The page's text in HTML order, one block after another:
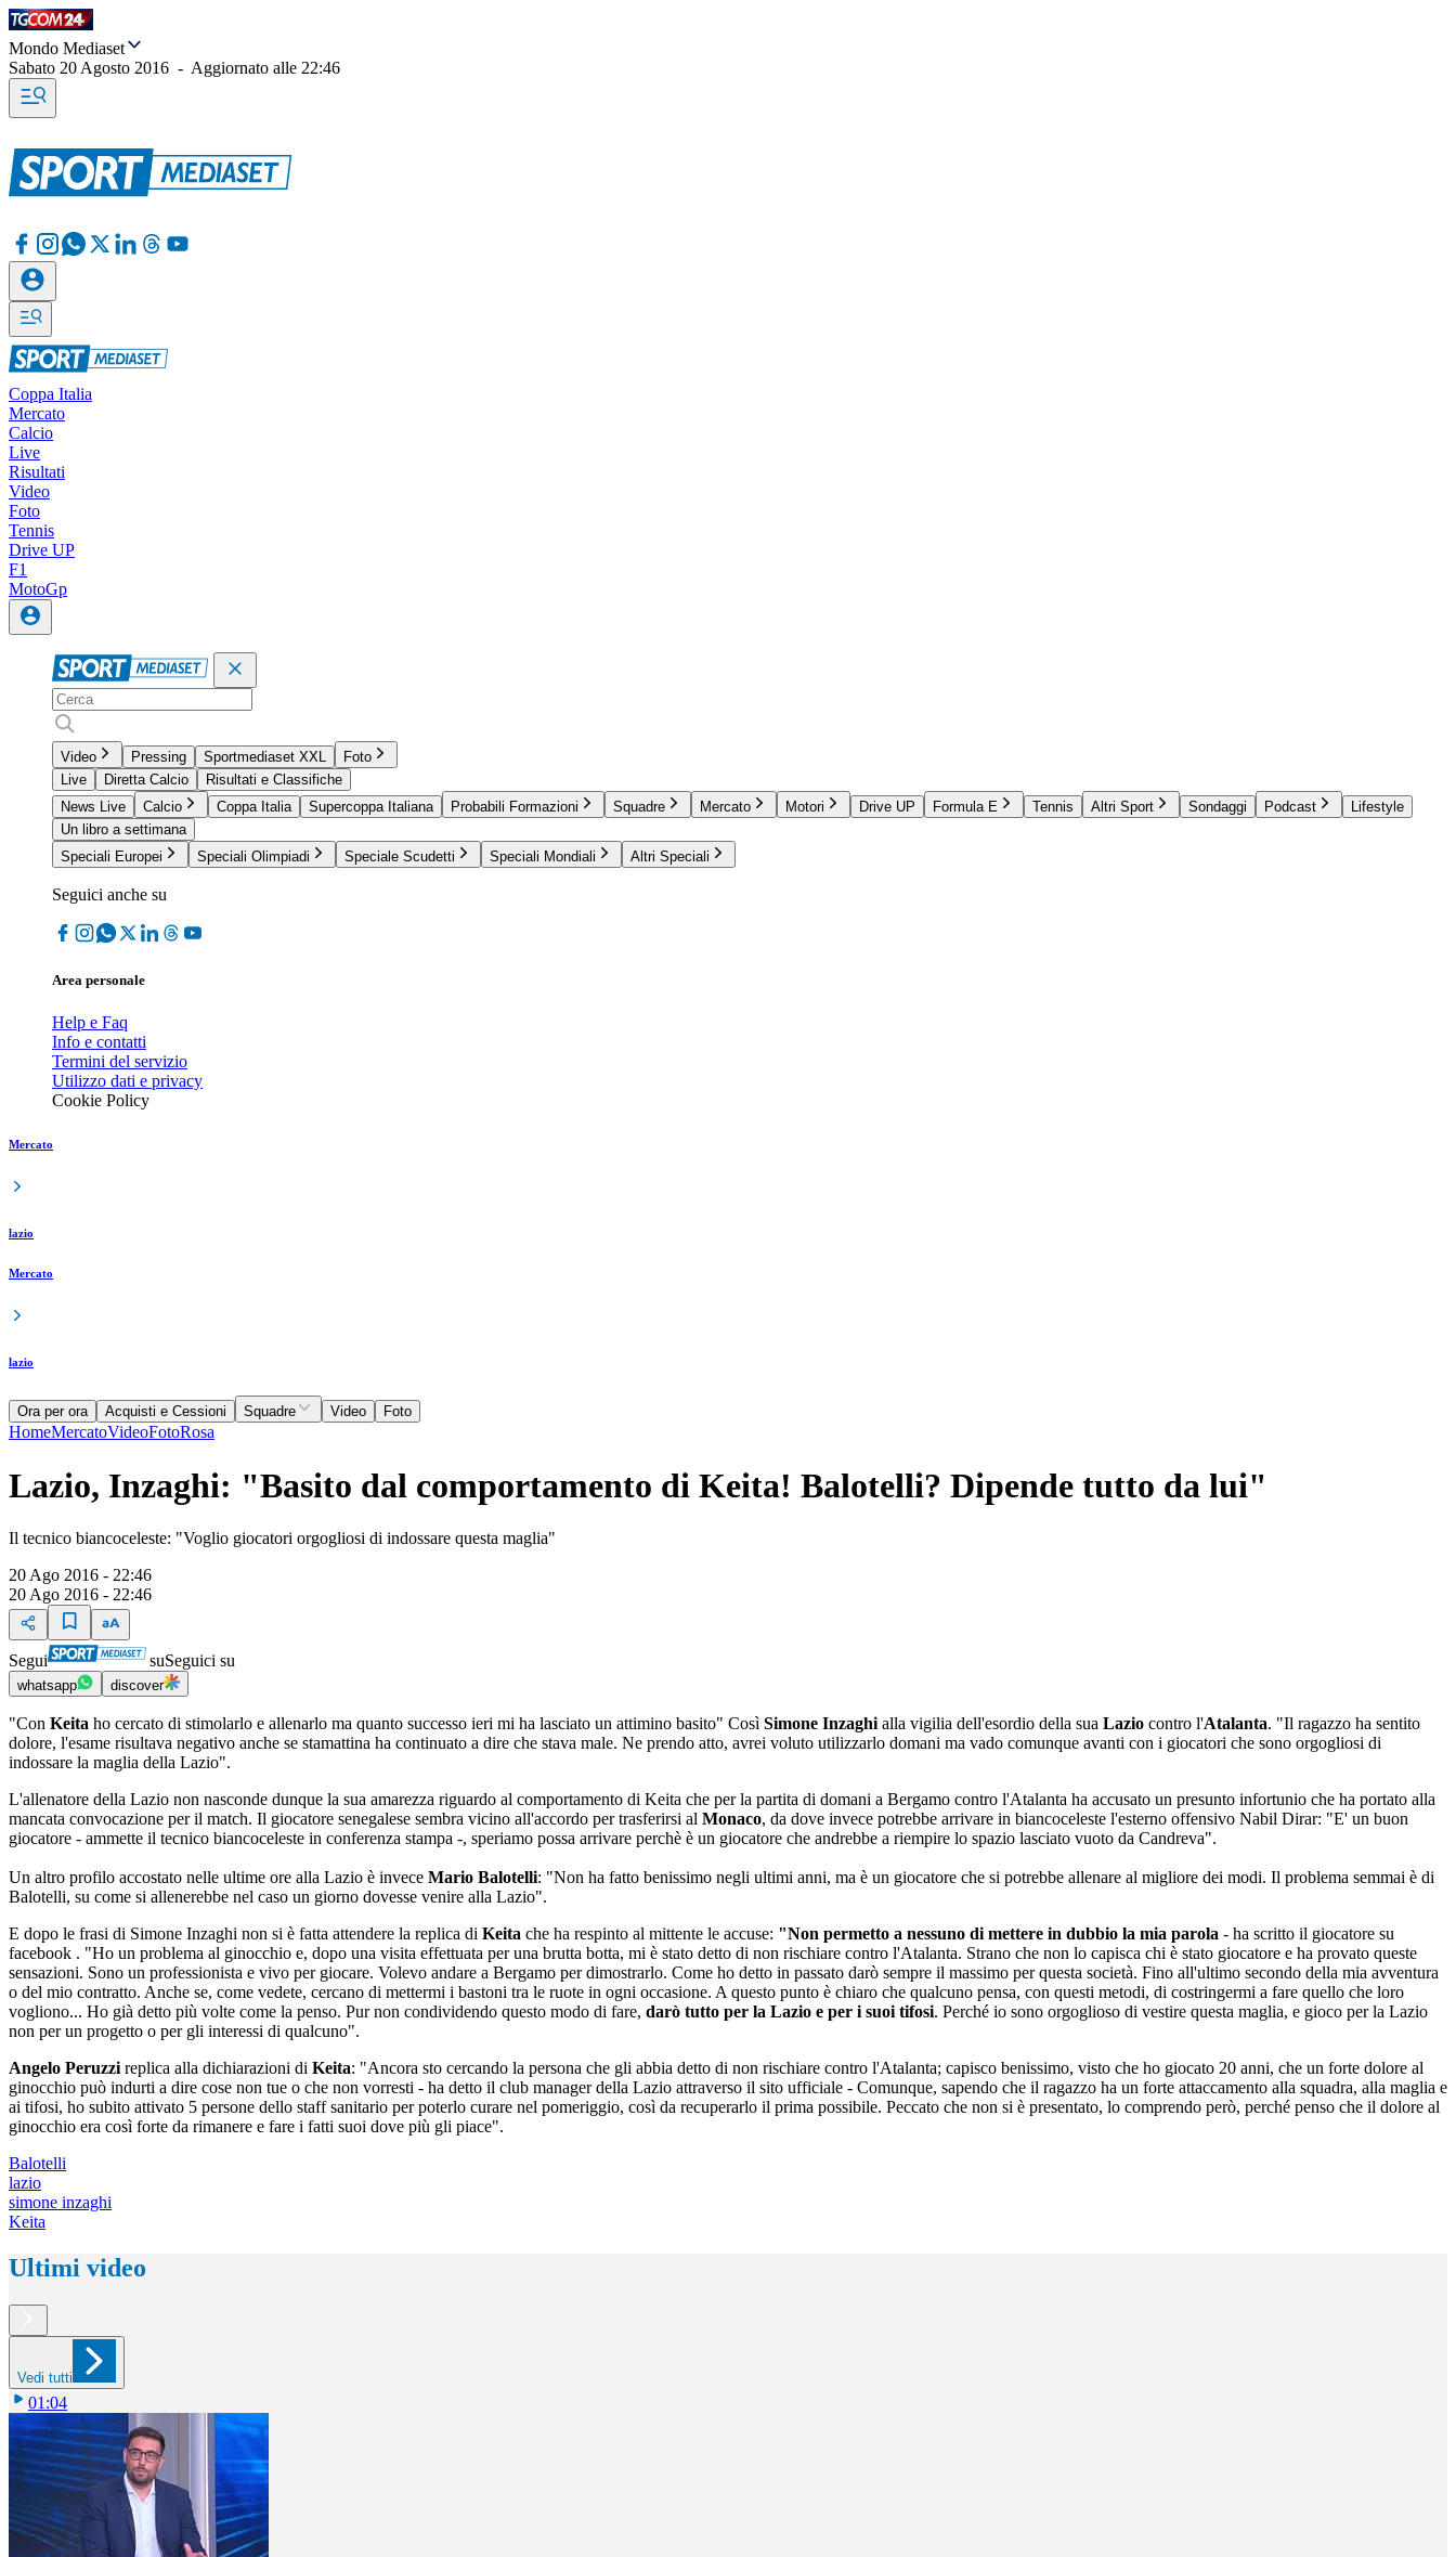
Mondo Mediaset
Sabato 20 Agosto 2016 - Aggiornato alle 22:46
Coppa Italia
Mercato
Calcio
Live
Risultati
Video
Foto
Tennis
Drive UP
F1
MotoGp
Video Pressing Sportmediaset XXL
Foto
Live
Diretta Calcio
Risultati e Classifiche
News Live
Calcio Coppa Italia Supercoppa Italiana Probabili Formazioni Squadre Mercato Motori Drive UP Formula E Tennis Altri Sport Sondaggi Podcast
Lifestyle
Un libro a settimana
Speciali Europei
Speciali Olimpiadi Speciale Scudetti Speciali Mondiali Altri Speciali
Seguici anche su
Area personale
Help e Faq
Info e contatti
Termini del servizio
Utilizzo dati e privacy
Cookie Policy
Mercato
lazio
Mercato
lazio
Ora per ora Acquisti e Cessioni Squadre Video Foto
HomeMercatoVideoFotoRosa
Lazio, Inzaghi: "Basito dal comportamento di Keita! Balotelli? Dipende tutto da lui"
Il tecnico biancoceleste: "Voglio giocatori orgogliosi di indossare questa maglia"
20 Ago 2016 - 22:46
20 Ago 2016 - 22:46
Segui suSeguici su
whatsapp discover
"Con Keita ho cercato di stimolarlo e allenarlo ma quanto successo ieri mi ha lasciato un attimino basito" Così Simone Inzaghi alla vigilia dell'esordio della sua Lazio contro l'Atalanta. "Il ragazzo ha sentito
dolore, l'esame risultava negativo anche se stamattina ha continuato a dire che stava male. Ne prendo atto, avrei voluto utilizzarlo domani ma vado comunque avanti con i giocatori che sono orgogliosi di
indossare la maglia della Lazio".
L'allenatore della Lazio non nasconde dunque la sua amarezza riguardo al comportamento di Keita che per la partita di domani a Bergamo contro l'Atalanta ha accusato un presunto infortunio che ha portato alla
mancata convocazione per il match. Il giocatore senegalese sembra vicino all'accordo per trasferirsi al Monaco, da dove invece potrebbe arrivare in biancoceleste l'esterno offensivo Nabil Dirar: "E' un buon
giocatore - ammette il tecnico biancoceleste in conferenza stampa -, speriamo possa arrivare perchè è un giocatore che andrebbe a riempire lo spazio lasciato vuoto da Candreva".
Un altro profilo accostato nelle ultime ore alla Lazio è invece Mario Balotelli: "Non ha fatto benissimo negli ultimi anni, ma è un giocatore che si potrebbe allenare al migliore dei modi. Il problema semmai è di
Balotelli, su come si allenerebbe nel caso un giorno dovesse venire alla Lazio".
E dopo le frasi di Simone Inzaghi non si è fatta attendere la replica di Keita che ha respinto al mittente le accuse: "Non permetto a nessuno di mettere in dubbio la mia parola - ha scritto il giocatore su
facebook . "Ho un problema al ginocchio e, dopo una visita effettuata per una brutta botta, mi è stato detto di non rischiare contro l'Atalanta. Strano che non lo capisca chi è stato giocatore e ha provato queste
sensazioni. Sono un professionista e vivo per giocare. Volevo andare a Bergamo per dimostrarlo. Come ho detto in passato darò sempre il massimo per questa società. Fino all'ultimo secondo della mia avventura
o del mio contratto. Anche se, come vedete, cercano di mettermi i bastoni tra le ruote in ogni occasione. A questo punto è chiaro che qualcuno pensa, con questi metodi, di costringermi a fare quello che loro
vogliono... Ho già detto più volte come la penso. Pur non condividendo questo modo di fare, darò tutto per la Lazio e per i suoi tifosi. Perché io sono orgoglioso di vestire questa maglia, e gioco per la Lazio
non per un progetto o per gli interessi di qualcuno".
Angelo Peruzzi replica alla dichiarazioni di Keita: "Ancora sto cercando la persona che gli abbia detto di non rischiare contro l'Atalanta; capisco benissimo, visto che ho giocato 20 anni, che un forte dolore al
ginocchio può indurti a dire cose non tue o che non vorresti - ha detto il club manager della Lazio attraverso il sito ufficiale - Comunque, sapendo che il ragazzo ha un forte attaccamento alla squadra, alla maglia e
ai tifosi, ho subito attivato 5 persone dello staff sanitario per poterlo curare nel pomeriggio, così da recuperarlo il prima possibile. Peccato che non si è presentato, lo comprendo però, perché penso che il dolore al
ginocchio era così forte da rimanere e fare i fatti suoi dove più gli piace".
Balotelli
lazio
simone inzaghi
Keita
Ultimi video
Vedi tutti
01:04